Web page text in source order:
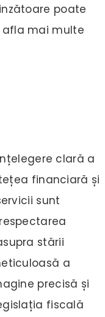
poate
mai multe
clară a
financiară și
sunt
stării
a
precisă și
fiscală